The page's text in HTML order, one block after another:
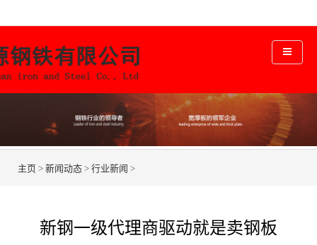
主页 > 新闻动态 > 行业新闻 >
新钢一级代理商驱动就是卖钢板